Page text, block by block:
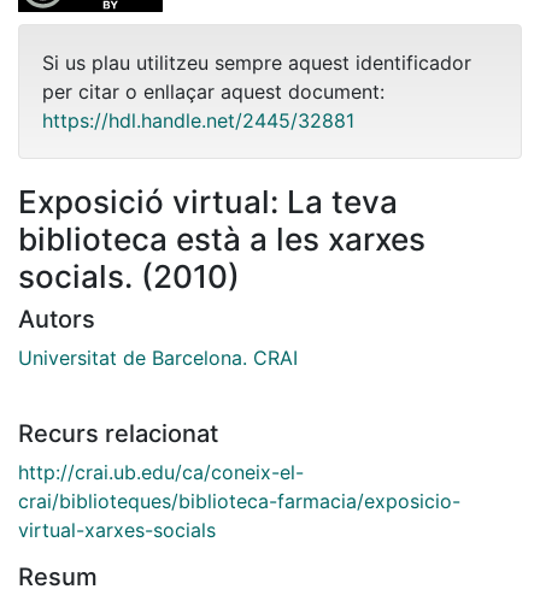
Si us plau utilitzeu sempre aquest identificador
per citar o enllaçar aquest document:
https://hdl.handle.net/2445/32881
Exposició virtual: La teva
biblioteca està a les xarxes
socials. (2010)
Autors
Universitat de Barcelona. CRAI
Recurs relacionat
http://crai.ub.edu/ca/coneix-el-
crai/biblioteques/biblioteca-farmacia/exposicio-
virtual-xarxes-socials
Resum